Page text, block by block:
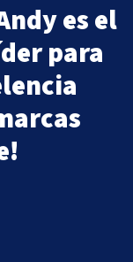
es el
para